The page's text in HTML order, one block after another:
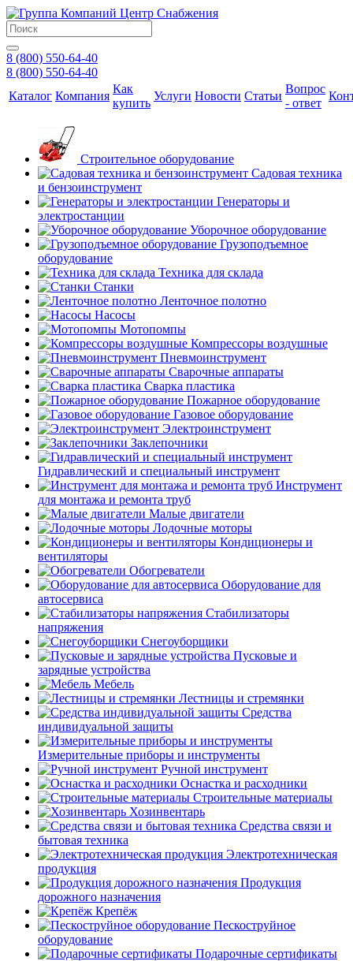
8 (800) 550-64-40
8 (800) 550-64-40
Каталог Компания
Как
купить
Услуги Новости Статьи
Вопрос
- ответ
Строительное оборудование
Садовая техника
и бензоинструмент
Генераторы и
электростанции
Уборочное оборудование
Грузоподъемное
оборудование
Техника для склада
Станки
Ленточное полотно
Насосы
Мотопомпы
Компрессоры воздушные
Пневмоинструмент
Сварочные аппараты
Сварка пластика
Пожарное оборудование
Газовое оборудование
Электроинструмент
Заклепочники
Гидравлический и специальный инструмент
Инструмент
для монтажа и ремонта труб
Малые двигатели
Лодочные моторы
Кондиционеры и
вентиляторы
Обогреватели
Оборудование для
автосервиса
Стабилизаторы
напряжения
Снегоуборщики
Пусковые и
зарядные устройства
Мебель
Лестницы и стремянки
Средства
индивидуальной защиты
Измерительные приборы и инструменты
Ручной инструмент
Оснастка и расходники
Строительные материалы
Хозинвентарь
Средства связи и
бытовая техника
Электротехническая
продукция
Продукция
дорожного назначения
Крепёж
Пескоструйное
оборудование
Подарочные сертификаты